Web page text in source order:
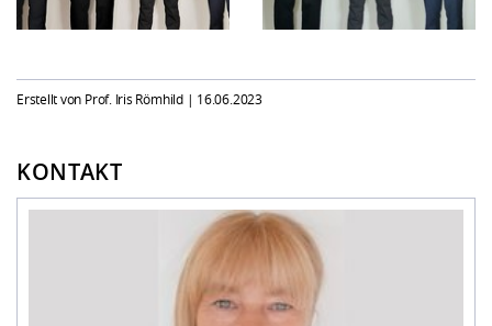
Erstellt von Prof. Iris Römhild | 16.06.2023
KONTAKT